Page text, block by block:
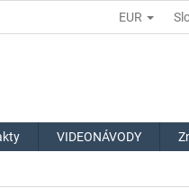
EUR
VIDEONÁVODY